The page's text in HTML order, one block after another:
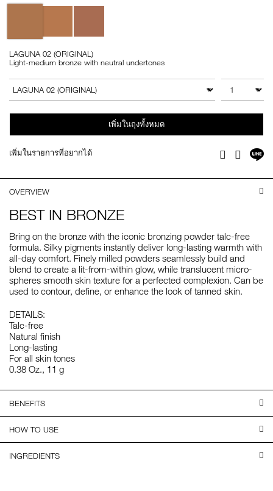
Variations
LAGUNA 02 (ORIGINAL)
Light-medium bronze with neutral undertones
to
cart
options
Actions
สินค้าอื่นๆ จำนวน
เพิ่มในถุงทั้งหมด
เพิ่มในรายการที่อยากได้ Facebook
Twitterแ
OVERVIEW
BEST IN BRONZE
Bring on the bronze with the iconic bronzing powder talc-free
formula. Silky pigments instantly deliver long-lasting warmth with
all-day comfort. Finely milled powders seamlessly build and
blend to create a lit-from-within glow, while translucent micro-
spheres smooth skin texture for a perfected complexion. Can be
used to contour, define, or enhance the look of tanned skin.
DETAILS:
Talc-free
Natural finish
Long-lasting
For all skin tones
0.38 Oz., 11 g
BENEFITS
HOW TO USE
INGREDIENTS